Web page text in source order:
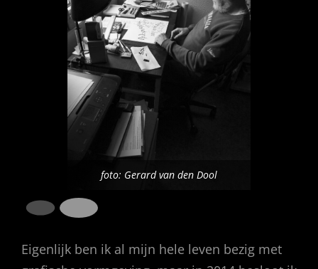
foto: Gerard van den Dool
foto: Gerard van den Dool
Eigenlijk ben ik al mijn hele leven bezig met